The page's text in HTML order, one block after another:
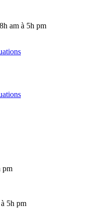
am à 5h pm
pm
5h pm